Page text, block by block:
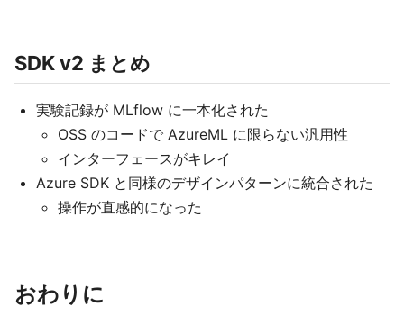
SDK v2 まとめ
実験記録が MLflow に一本化された
OSS のコードで AzureML に限らない汎用性
インターフェースがキレイ
Azure SDK と同様のデザインパターンに統合された
操作が直感的になった
おわりに